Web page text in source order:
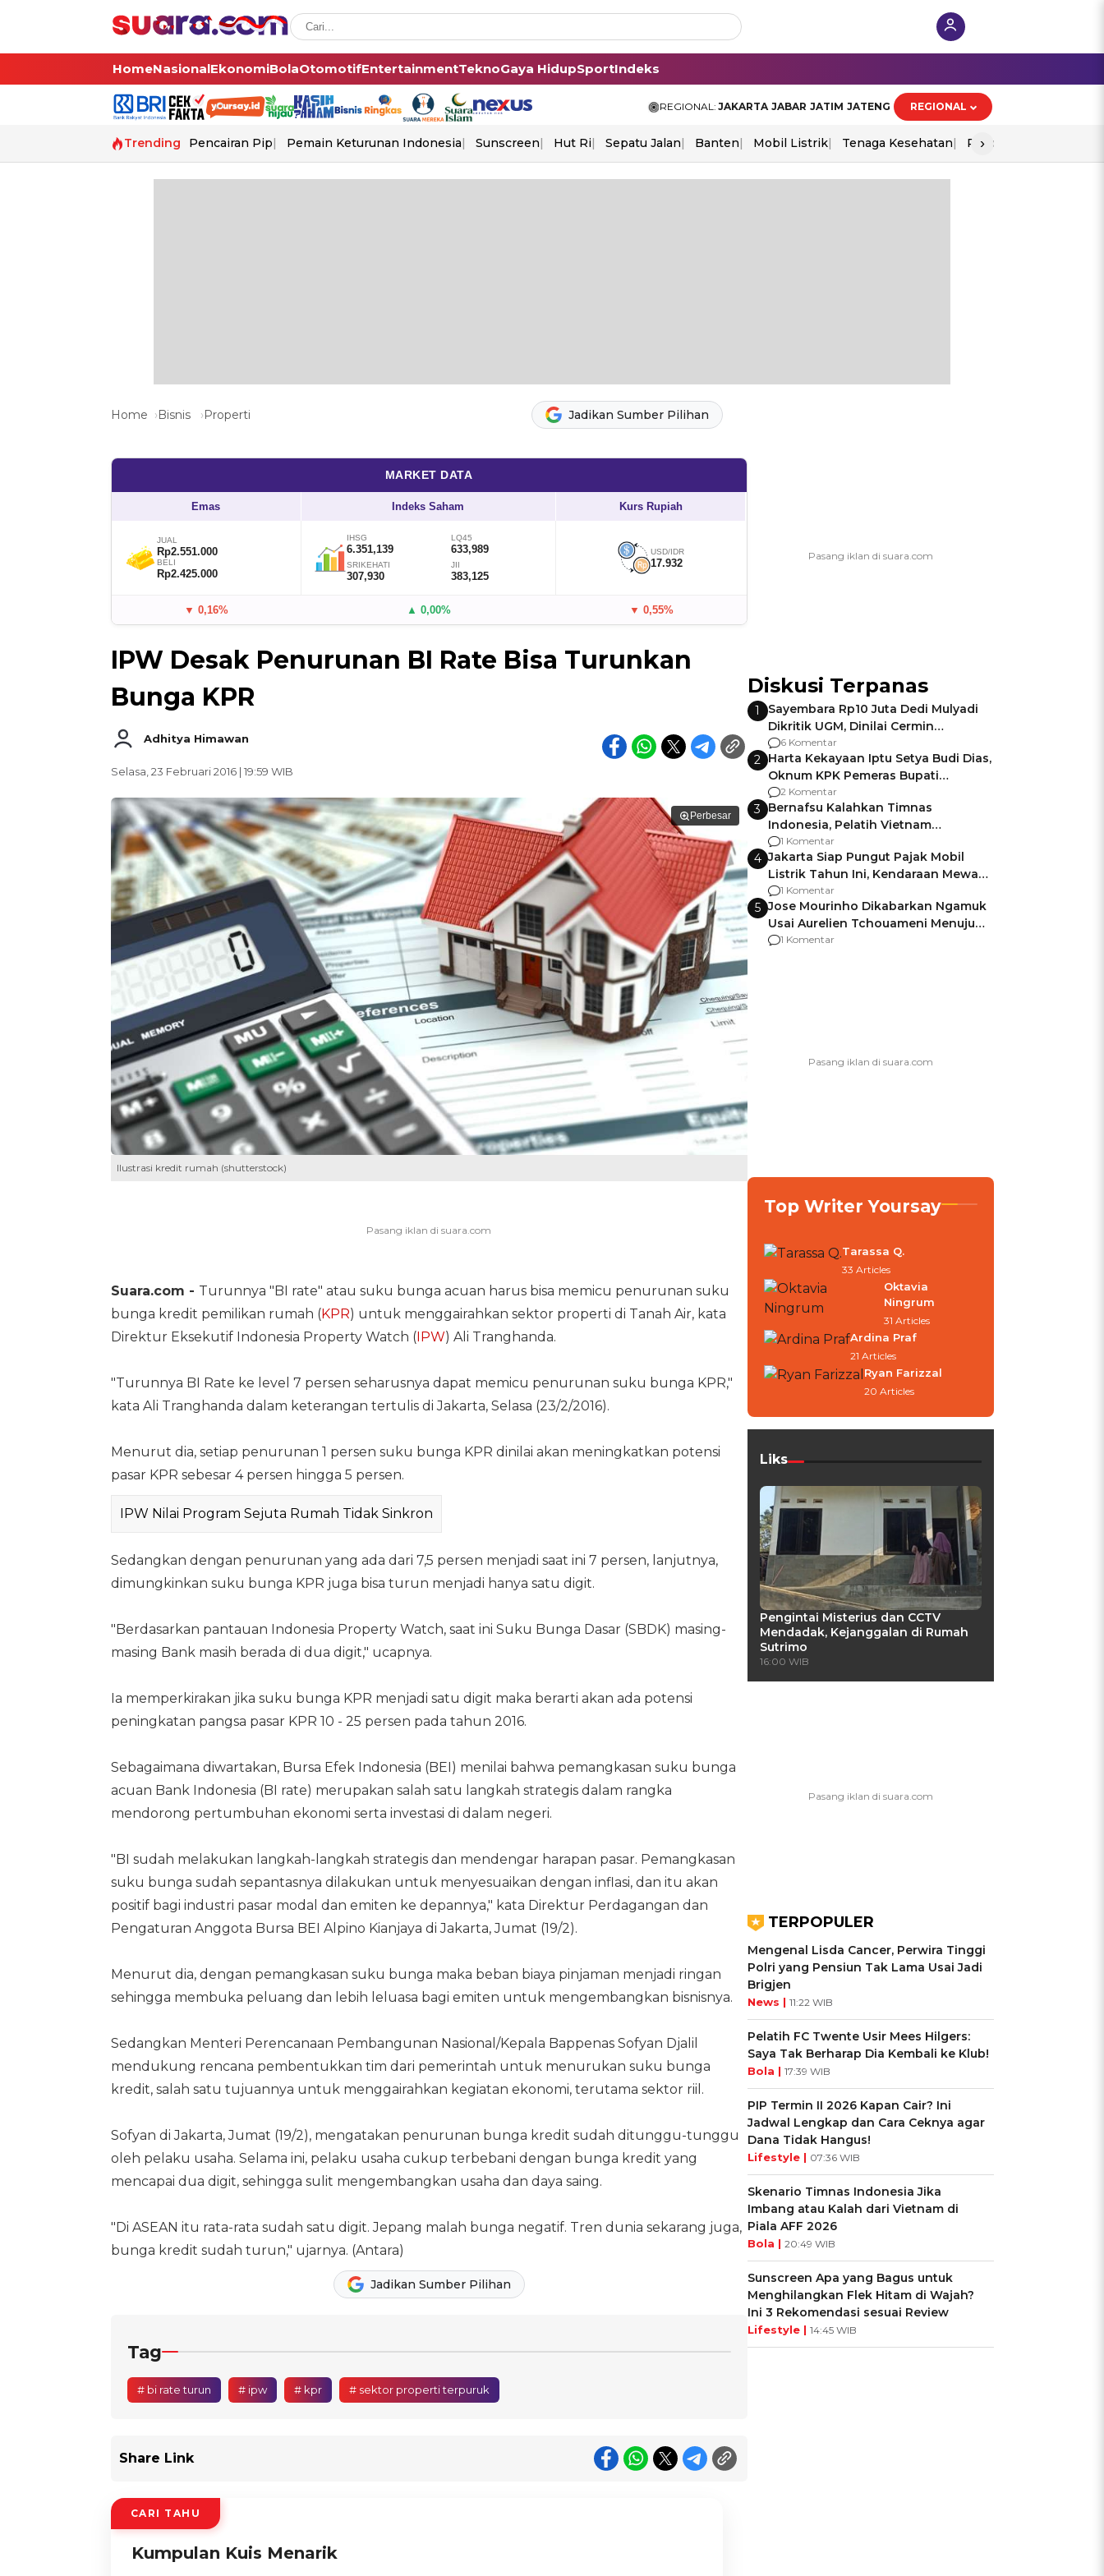
HomeNasionalEkonomiBolaOtomotifEntertainmentTeknoGaya HidupSportIndeks
REGIONAL: JAKARTA JABAR JATIM JATENG REGIONAL
Trending Pencairan Pip Pemain Keturunan Indonesia Sunscreen Hut Ri Sepatu Jalan Banten Mobil Listrik Tenaga Kesehatan Piala Aff 2026
›
Home Bisnis Properti Jadikan Sumber Pilihan
MARKET DATA
Emas Indeks Saham Kurs Rupiah
JUAL
Rp2.551.000
BELI
Rp2.425.000
IHSG
6.351,139
LQ45
633,989
SRIKEHATI
307,930
JII
383,125
USD/IDR
17.932
▼ 0,16% ▲ 0,00% ▼ 0,55%
IPW Desak Penurunan BI Rate Bisa Turunkan
Bunga KPR
Adhitya Himawan
Selasa, 23 Februari 2016 | 19:59 WIB
Perbesar
Ilustrasi kredit rumah (shutterstock)
Suara.com - Turunnya "BI rate" atau suku bunga acuan harus bisa memicu penurunan suku
bunga kredit pemilikan rumah (KPR) untuk menggairahkan sektor properti di Tanah Air, kata
Direktur Eksekutif Indonesia Property Watch (IPW) Ali Tranghanda.
"Turunnya BI Rate ke level 7 persen seharusnya dapat memicu penurunan suku bunga KPR,"
kata Ali Tranghanda dalam keterangan tertulis di Jakarta, Selasa (23/2/2016).
Menurut dia, setiap penurunan 1 persen suku bunga KPR dinilai akan meningkatkan potensi
pasar KPR sebesar 4 persen hingga 5 persen.
IPW Nilai Program Sejuta Rumah Tidak Sinkron
Sedangkan dengan penurunan yang ada dari 7,5 persen menjadi saat ini 7 persen, lanjutnya,
dimungkinkan suku bunga KPR juga bisa turun menjadi hanya satu digit.
"Berdasarkan pantauan Indonesia Property Watch, saat ini Suku Bunga Dasar (SBDK) masing-
masing Bank masih berada di dua digit," ucapnya.
Ia memperkirakan jika suku bunga KPR menjadi satu digit maka berarti akan ada potensi
peningkatan pangsa pasar KPR 10 - 25 persen pada tahun 2016.
Sebagaimana diwartakan, Bursa Efek Indonesia (BEI) menilai bahwa pemangkasan suku bunga
acuan Bank Indonesia (BI rate) merupakan salah satu langkah strategis dalam rangka
mendorong pertumbuhan ekonomi serta investasi di dalam negeri.
"BI sudah melakukan langkah-langkah strategis dan mendengar harapan pasar. Pemangkasan
suku bunga sudah sepantasnya dilakukan untuk menyesuaikan dengan inflasi, dan itu akan
positif bagi industri pasar modal dan emiten ke depannya," kata Direktur Perdagangan dan
Pengaturan Anggota Bursa BEI Alpino Kianjaya di Jakarta, Jumat (19/2).
Menurut dia, dengan pemangkasan suku bunga maka beban biaya pinjaman menjadi ringan
sehingga membuka peluang dan lebih leluasa bagi emiten untuk mengembangkan bisnisnya.
Sedangkan Menteri Perencanaan Pembangunan Nasional/Kepala Bappenas Sofyan Djalil
mendukung rencana pembentukkan tim dari pemerintah untuk menurukan suku bunga
kredit, salah satu tujuannya untuk menggairahkan kegiatan ekonomi, terutama sektor riil.
Sofyan di Jakarta, Jumat (19/2), mengatakan penurunan bunga kredit sudah ditunggu-tunggu
oleh pelaku usaha. Selama ini, pelaku usaha cukup terbebani dengan bunga kredit yang
mencapai dua digit, sehingga sulit mengembangkan usaha dan daya saing.
"Di ASEAN itu rata-rata sudah satu digit. Jepang malah bunga negatif. Tren dunia sekarang juga,
bunga kredit sudah turun," ujarnya. (Antara)
Jadikan Sumber Pilihan
Tag
# bi rate turun # ipw # kpr # sektor properti terpuruk
Share Link
CARI TAHU
Kumpulan Kuis Menarik
Diskusi Terpanas
1
Sayembara Rp10 Juta Dedi Mulyadi
Dikritik UGM, Dinilai Cermin
Gagalnya Negara Jamin Keamanan
6 Komentar
2 Harta Kekayaan Iptu Setya Budi Dias,
Oknum KPK Pemeras Bupati
Pemalang
2 Komentar
3 Bernafsu Kalahkan Timnas
Indonesia, Pelatih Vietnam
Berencana Pakai Jimat di Pakansari
1 Komentar
4 Jakarta Siap Pungut Pajak Mobil
Listrik Tahun Ini, Kendaraan Mewah
Kena hingga 75% PKB
1 Komentar
5 Jose Mourinho Dikabarkan Ngamuk
Usai Aurelien Tchouameni Menuju
Manchester United
1 Komentar
Top Writer Yoursay
Tarassa Q.
33 Articles
Oktavia
Ningrum
31 Articles
Ardina Praf
21 Articles
Ryan Farizzal
20 Articles
Liks
Pengintai Misterius dan CCTV
Mendadak, Kejanggalan di Rumah
Sutrimo
16:00 WIB
TERPOPULER
Mengenal Lisda Cancer, Perwira Tinggi
Polri yang Pensiun Tak Lama Usai Jadi
Brigjen
News | 11:22 WIB
Pelatih FC Twente Usir Mees Hilgers:
Saya Tak Berharap Dia Kembali ke Klub!
Bola | 17:39 WIB
PIP Termin II 2026 Kapan Cair? Ini
Jadwal Lengkap dan Cara Ceknya agar
Dana Tidak Hangus!
Lifestyle | 07:36 WIB
Skenario Timnas Indonesia Jika
Imbang atau Kalah dari Vietnam di
Piala AFF 2026
Bola | 20:49 WIB
Sunscreen Apa yang Bagus untuk
Menghilangkan Flek Hitam di Wajah?
Ini 3 Rekomendasi sesuai Review
Lifestyle | 14:45 WIB